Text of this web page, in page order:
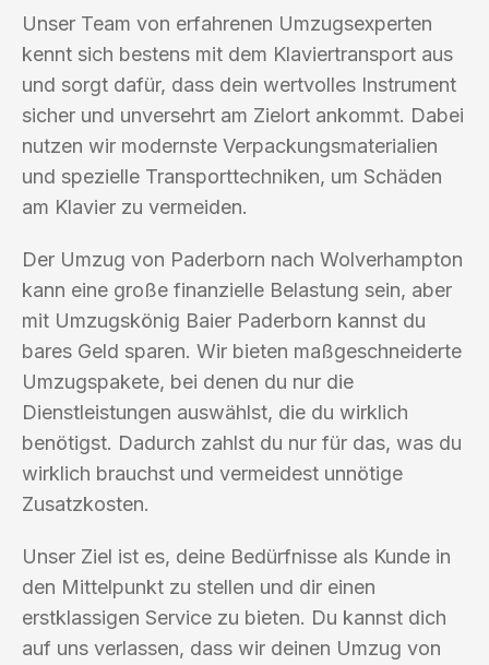
Unser Team von erfahrenen Umzugsexperten
kennt sich bestens mit dem Klaviertransport aus
und sorgt dafür, dass dein wertvolles Instrument
sicher und unversehrt am Zielort ankommt. Dabei
nutzen wir modernste Verpackungsmaterialien
und spezielle Transporttechniken, um Schäden
am Klavier zu vermeiden.
Der Umzug von Paderborn nach Wolverhampton
kann eine große finanzielle Belastung sein, aber
mit Umzugskönig Baier Paderborn kannst du
bares Geld sparen. Wir bieten maßgeschneiderte
Umzugspakete, bei denen du nur die
Dienstleistungen auswählst, die du wirklich
benötigst. Dadurch zahlst du nur für das, was du
wirklich brauchst und vermeidest unnötige
Zusatzkosten.
Unser Ziel ist es, deine Bedürfnisse als Kunde in
den Mittelpunkt zu stellen und dir einen
erstklassigen Service zu bieten. Du kannst dich
auf uns verlassen, dass wir deinen Umzug von